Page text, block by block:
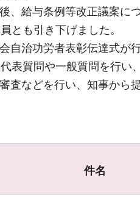
、給与条例等改正議案に
とも引き下げました。
自治功労者表彰伝達式が
表質問や一般質問を行い
査などを行い、知事から
件名